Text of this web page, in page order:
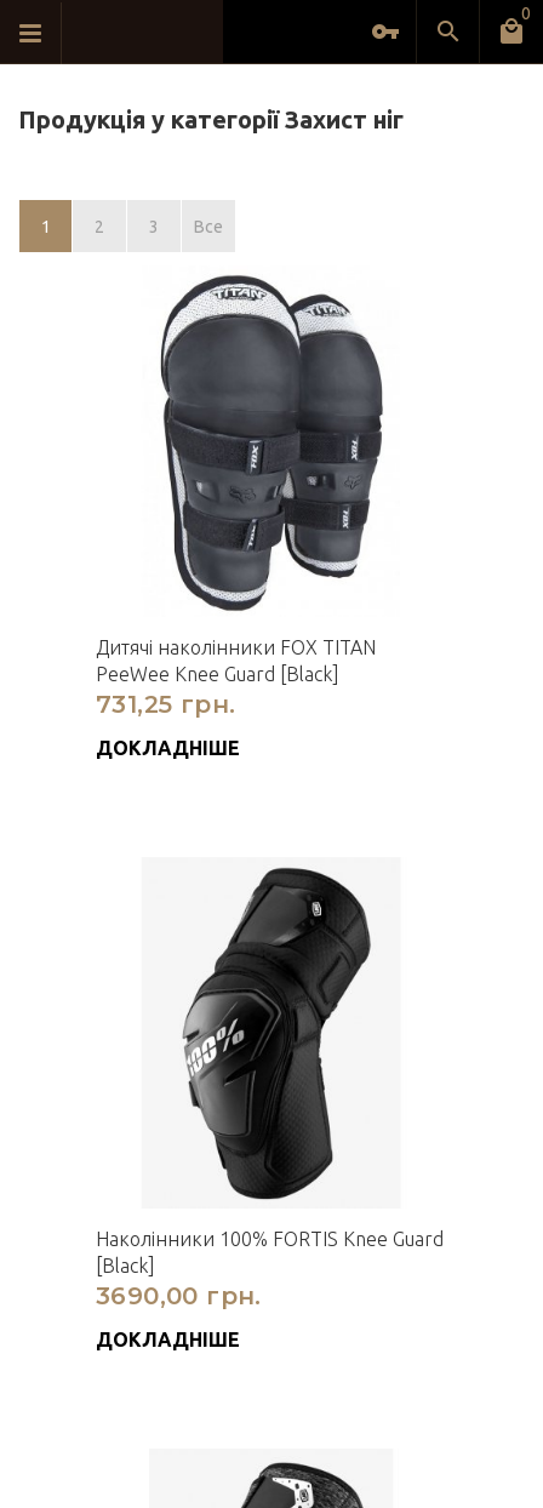
0
Продукція у категорії Захист ніг
1 2 3 Все
Дитячі наколінники FOX TITAN
PeeWee Knee Guard [Black]
731,25 грн.
ДОКЛАДНІШЕ
Наколінники 100% FORTIS Knee Guard
[Black]
3690,00 грн.
ДОКЛАДНІШЕ